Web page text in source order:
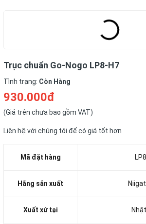
Trục chuẩn Go-Nogo LP8-H7
Tình trạng: Còn Hàng
930.000đ
(Giá trên chưa bao gồm VAT)
Liên hệ với chúng tôi để có giá tốt hơn
Mã đặt hàng
Hãng sản xuất
Xuất xứ tại